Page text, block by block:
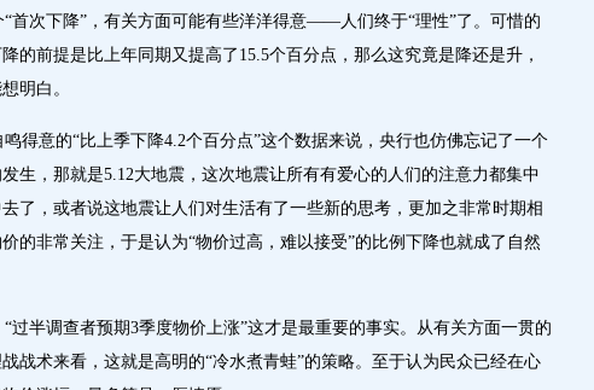
“首次下降”，有关方面可能有些洋洋得意——人们终于“理性”了。可惜的
的前提是比上年同期又提高了15.5个百分点，那么这究竟是降还是升，
明白。
鸣得意的“比上季下降4.2个百分点”这个数据来说，央行也仿佛忘记了一个
生，那就是5.12大地震，这次地震让所有有爱心的人们的注意力都集中
了，或者说这地震让人们对生活有了一些新的思考，更加之非常时期相
的非常关注，于是认为“物价过高，难以接受”的比例下降也就成了自然
“过半调查者预期3季度物价上涨”这才是最重要的事实。从有关方面一贯的
战术来看，这就是高明的“冷水煮青蛙”的策略。至于认为民众已经在心